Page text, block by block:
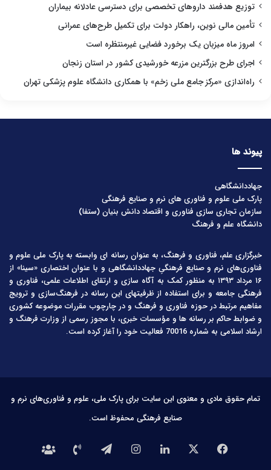
توزیع هدفمند داروهای تخصصی برای دسترسی عادلانه بیماران
تأمین مالی نوین، راهکار دولت برای تکمیل طرح‌های عمرانی
امروز ماه میزبان یک برخورد فضایی غیرمنتظره است
اجرای طرح بزرگترین مزرعه خورشیدی کشور در استان زنجان
راه‌اندازی «مرکز جامع ملی زخم» با همکاری دانشگاه علوم پزشکی تهران
پیوند ها
جهاددانشگاهی
پارک ملی علوم و فناوری های نرم و صنایع فرهنگی
سازمان تجاری سازی فناوری و اقتصاد دانش بنیان (ستفا)
دانشگاه علم و فرهنگ
خبرگزاری علم، فناوری و فرهنگ، به عنوان رسانه ای وابسته به پارک ملی علوم و
فناوری‌های نرم و صنایع فرهنگیِ جهاددانشگاهی و با عنوان اختصاری «سینا» از
۱۶ مرداد ۱۳۹۳ به منظور کمک به آگاه سازی و ارتقای اطلاعات علمی، فناوری و
فرهنگی جامعه و برای استفاده از ظرفیتهای این رسانه در فرهنگ‌سازی و ترویج
مفاهیم مرتبط در حوزه فناوری و فرهنگ و در چارچوب مقررات موضوعه کشوری
و ضوابط حاکم بر رسانه ها و مؤسسات خبری، با مجوز رسمی از وزارت فرهنگ و
ارشاد اسلامی به شماره 70016 فعالیت خود را آغاز کرده است.
تمام حقوق مادی و معنوی این سایت برای پارک ملی، علوم و فناوری‌های نرم و
صنایع فرهنگی محفوظ است.
فیس
لینکدیناینستاگرامتلگرامتماس درباره